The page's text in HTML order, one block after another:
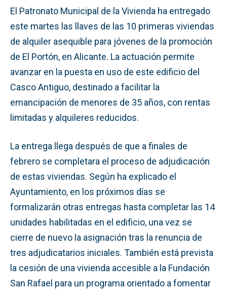
El Patronato Municipal de la Vivienda ha entregado
este martes las llaves de las 10 primeras viviendas
de alquiler asequible para jóvenes de la promoción
de El Portón, en Alicante. La actuación permite
avanzar en la puesta en uso de este edificio del
Casco Antiguo, destinado a facilitar la
emancipación de menores de 35 años, con rentas
limitadas y alquileres reducidos.
La entrega llega después de que a finales de
febrero se completara el proceso de adjudicación
de estas viviendas. Según ha explicado el
Ayuntamiento, en los próximos días se
formalizarán otras entregas hasta completar las 14
unidades habilitadas en el edificio, una vez se
cierre de nuevo la asignación tras la renuncia de
tres adjudicatarios iniciales. También está prevista
la cesión de una vivienda accesible a la Fundación
San Rafael para un programa orientado a fomentar